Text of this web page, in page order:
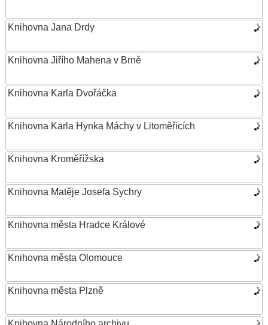
Knihovna Jana Drdy
Knihovna Jiřího Mahena v Brně
Knihovna Karla Dvořáčka
Knihovna Karla Hynka Máchy v Litoměřicích
Knihovna Kroměřížska
Knihovna Matěje Josefa Sychry
Knihovna města Hradce Králové
Knihovna města Olomouce
Knihovna města Plzně